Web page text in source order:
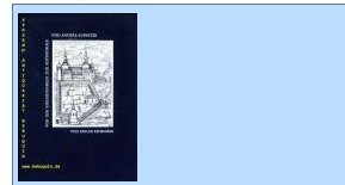
Suchergebnisse
Warenkorb
AGB
Widerruf
Datenschutz